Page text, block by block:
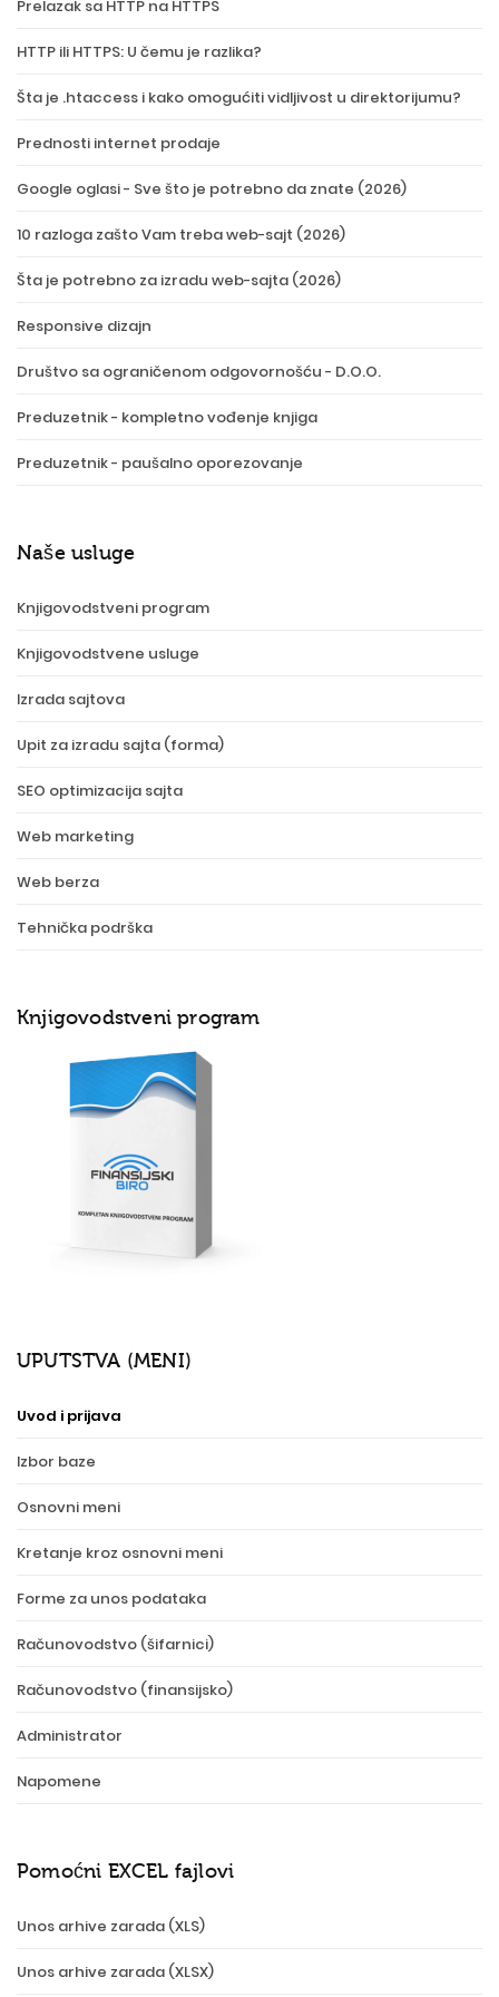
Prelazak sa HTTP na HTTPS
HTTP ili HTTPS: U čemu je razlika?
Šta je .htaccess i kako omogućiti vidljivost u direktorijumu?
Prednosti internet prodaje
Google oglasi - Sve što je potrebno da znate (2026)
10 razloga zašto Vam treba web-sajt (2026)
Šta je potrebno za izradu web-sajta (2026)
Responsive dizajn
Društvo sa ograničenom odgovornošću - D.O.O.
Preduzetnik - kompletno vođenje knjiga
Preduzetnik - paušalno oporezovanje
Naše usluge
Knjigovodstveni program
Knjigovodstvene usluge
Izrada sajtova
Upit za izradu sajta (forma)
SEO optimizacija sajta
Web marketing
Web berza
Tehnička podrška
Knjigovodstveni program
UPUTSTVA (MENI)
Uvod i prijava
Izbor baze
Osnovni meni
Kretanje kroz osnovni meni
Forme za unos podataka
Računovodstvo (šifarnici)
Računovodstvo (finansijsko)
Administrator
Napomene
Pomoćni EXCEL fajlovi
Unos arhive zarada (XLS)
Unos arhive zarada (XLSX)